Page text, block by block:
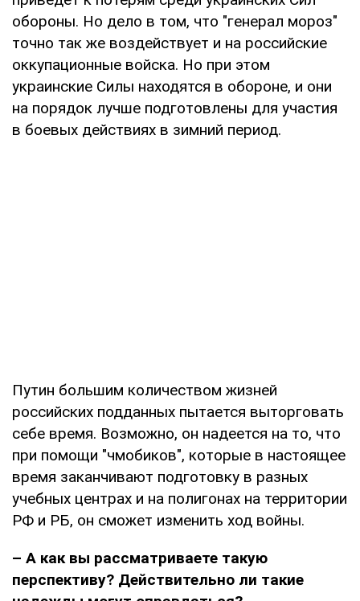
обороны. Но дело в том, что "генерал мороз"
точно так же воздействует и на российские
оккупационные войска. Но при этом
украинские Силы находятся в обороне, и они
на порядок лучше подготовлены для участия
в боевых действиях в зимний период.
Путин большим количеством жизней
российских подданных пытается выторговать
себе время. Возможно, он надеется на то, что
при помощи "чмобиков", которые в настоящее
время заканчивают подготовку в разных
учебных центрах и на полигонах на территории
РФ и РБ, он сможет изменить ход войны.
– А как вы рассматриваете такую
перспективу? Действительно ли такие